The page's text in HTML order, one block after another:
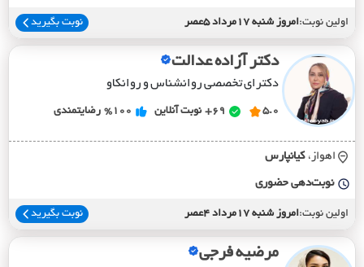
اولین نوبت:امروز شنبه 17مرداد 5عصر نوبت بگیرید
دکتر آزاده عدالت
دکترای تخصصی روانشناس و روانکاو
5.0
69+ نوبت آنلاین %100 رضایتمندی
اهواز، کيانپارس
نوبت‌دهی حضوری
اولین نوبت:امروز شنبه 17مرداد 4عصر نوبت بگیرید
مرضیه فرجی